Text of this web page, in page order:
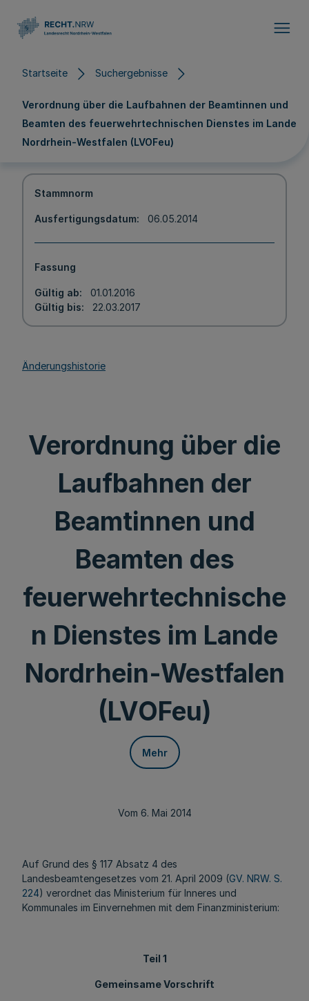
Startseite Suchergebnisse
Verordnung über die Laufbahnen der Beamtinnen und
Beamten des feuerwehrtechnischen Dienstes im Lande
Nordrhein-Westfalen (LVOFeu)
Stammnorm
Ausfertigungsdatum 06.05.2014
Fassung
Gültig ab
01.01.2016
Gültig bis
22.03.2017
Änderungshistorie
Verordnung über die
Laufbahnen der
Beamtinnen und
Beamten des
feuerwehrtechnische
n Dienstes im Lande
Nordrhein-Westfalen
(LVOFeu)
Mehr
Vom 6. Mai 2014
Auf Grund des § 117 Absatz 4 des
Landesbeamtengesetzes vom 21. April 2009 (GV. NRW. S.
224) verordnet das Ministerium für Inneres und
Kommunales im Einvernehmen mit dem Finanzministerium:
Teil 1
Gemeinsame Vorschrift